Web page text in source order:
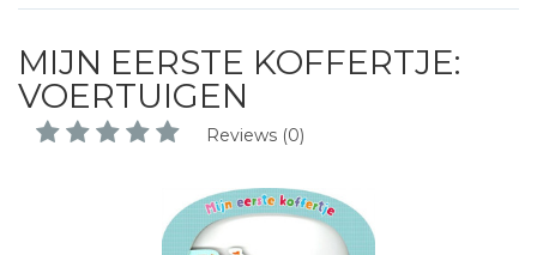
MIJN EERSTE KOFFERTJE:
VOERTUIGEN
Reviews (0)